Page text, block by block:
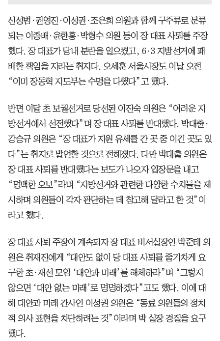
신성범·권영진·이성권·조은희 의원과 함께 구주류로 분류
되는 이종배·윤한홍·박형수 의원 등이 장 대표 사퇴를 주장
했다. 장 대표가 당내 분란을 일으켰고, 6·3 지방선거에 패
배한 책임을 지라는 취지다. 오세훈 서울시장도 이날 오전
“이미 장동혁 지도부는 수명을 다했다”고 했다.
반면 이달 초 보궐선거로 당선된 이진숙 의원은 “어려운 지
방선거에서 선전했다”며 장 대표 사퇴를 반대했다. 박대출·
강승규 의원은 “장 대표가 지원 유세를 간 곳 중 이긴 곳도 있
다”는 취지로 발언한 것으로 전해졌다. 다만 박대출 의원은
장 대표 사퇴를 반대했다는 보도가 나오자 입장문을 내고
“명백한 오보”라며 “지방선거와 관련한 다양한 수치들을 제
시하며 의원들이 각자 판단하는 데 참고해 달라고 한 것”이
라고 했다.
장 대표 사퇴 주장이 계속되자 장 대표 비서실장인 박준태 의
원은 취재진에게 “대안도 없이 당 대표 사퇴를 줄기차게 요
구한 초·재선 모임 ‘대안과 미래’를 해체하라”며 “그렇지
않으면 ‘대안 없는 미래’로 명명하겠다”고도 했다. 이에 대
해 대안과 미래 간사인 이성권 의원은 “동료 의원들의 정치
적 의사 표현을 차단하려는 것”이라며 박 실장 경질을 요구
했다.